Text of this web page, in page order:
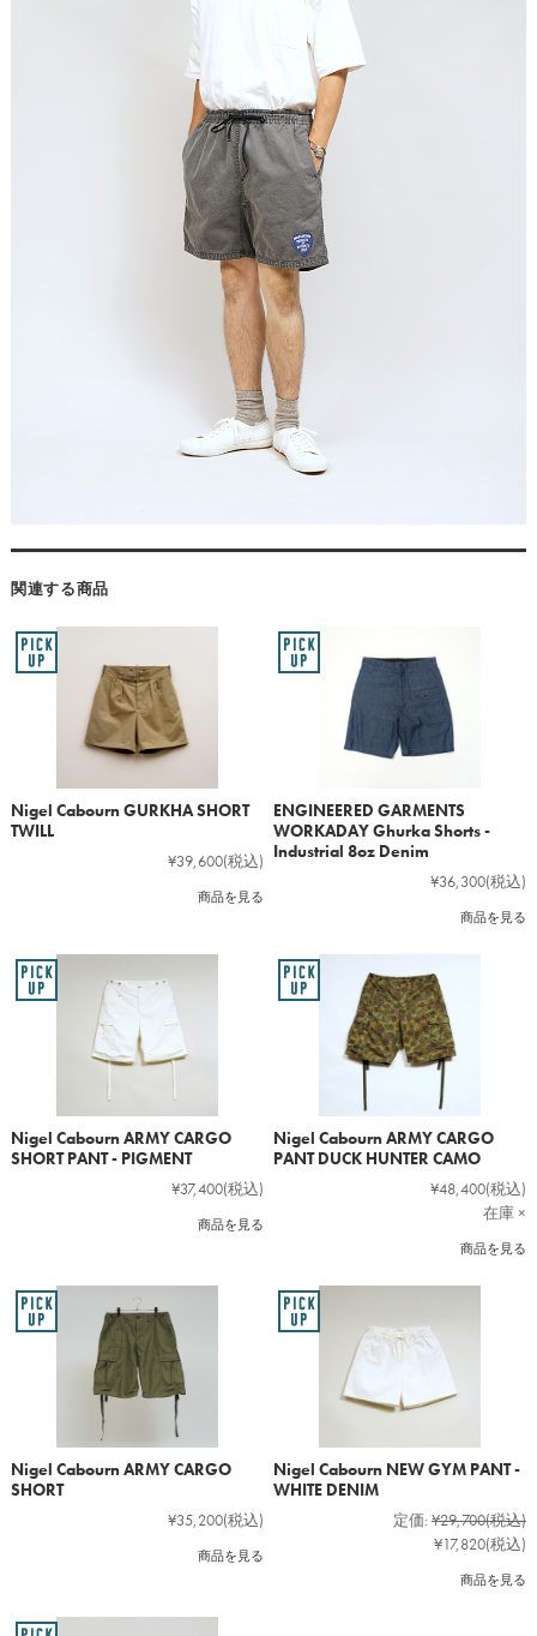
関連する商品
Nigel Cabourn GURKHA SHORT
TWILL
¥39,600(税込)
商品を見る
ENGINEERED GARMENTS
WORKADAY Ghurka Shorts -
Industrial 8oz Denim
¥36,300(税込)
商品を見る
Nigel Cabourn ARMY CARGO
SHORT PANT - PIGMENT
¥37,400(税込)
商品を見る
Nigel Cabourn ARMY CARGO
PANT DUCK HUNTER CAMO
¥48,400(税込)
在庫 ×
商品を見る
Nigel Cabourn ARMY CARGO
SHORT
¥35,200(税込)
商品を見る
Nigel Cabourn NEW GYM PANT -
WHITE DENIM
定価: ¥29,700(税込)
¥17,820(税込)
商品を見る